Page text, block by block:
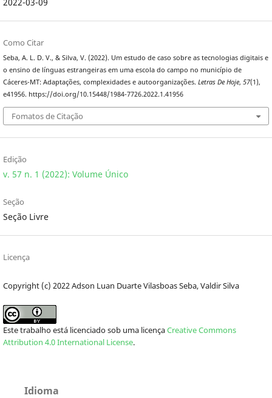
Como Citar
Seba, A. L. D. V., & Silva, V. (2022). Um estudo de caso sobre as tecnologias digitais e
o ensino de línguas estrangeiras em uma escola do campo no município de
Cáceres-MT: Adaptações, complexidades e autoorganizações. Letras De Hoje, 57(1),
e41956. https://doi.org/10.15448/1984-7726.2022.1.41956
Fomatos de Citação
Edição
v. 57 n. 1 (2022): Volume Único
Seção
Seção Livre
Licença
Copyright (c) 2022 Adson Luan Duarte Vilasboas Seba, Valdir Silva
Este trabalho está licenciado sob uma licençaCreative Commons
Attribution 4.0 International License.
Idioma